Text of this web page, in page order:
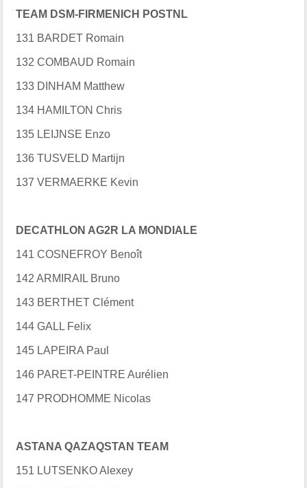
TEAM DSM-FIRMENICH POSTNL
131 BARDET Romain
132 COMBAUD Romain
133 DINHAM Matthew
134 HAMILTON Chris
135 LEIJNSE Enzo
136 TUSVELD Martijn
137 VERMAERKE Kevin
DECATHLON AG2R LA MONDIALE
141 COSNEFROY Benoît
142 ARMIRAIL Bruno
143 BERTHET Clément
144 GALL Felix
145 LAPEIRA Paul
146 PARET-PEINTRE Aurélien
147 PRODHOMME Nicolas
ASTANA QAZAQSTAN TEAM
151 LUTSENKO Alexey